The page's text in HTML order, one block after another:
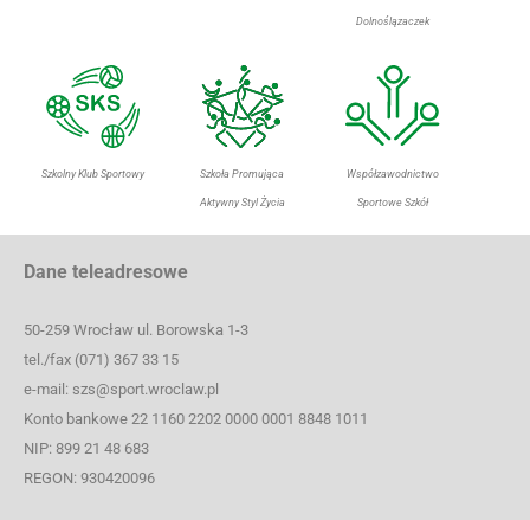
Dolnoślązaczek
Szkolny Klub Sportowy Szkoła Promująca
Aktywny Styl Życia
Współzawodnictwo
Sportowe Szkół
Dane teleadresowe
50-259 Wrocław ul. Borowska 1-3
tel./fax (071) 367 33 15
e-mail: szs@sport.wroclaw.pl
Konto bankowe 22 1160 2202 0000 0001 8848 1011
NIP: 899 21 48 683
REGON: 930420096